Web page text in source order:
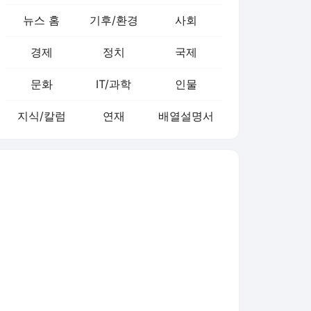
뉴스 홈 기후/환경 사회
경제 정치 국제
문화 IT/과학 인물
지식/칼럼 연재 배열설명서